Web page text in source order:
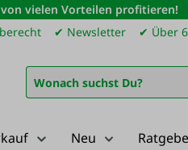
vielen Vorteilen profitieren!
✔ Newsletter ✔ Über
Neu